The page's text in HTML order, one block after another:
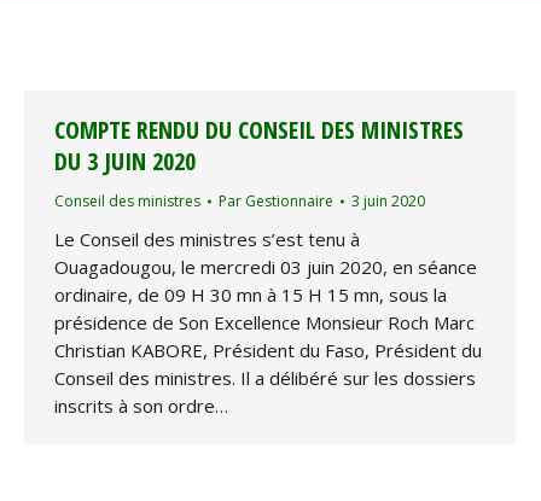
COMPTE RENDU DU CONSEIL DES MINISTRES
DU 3 JUIN 2020
Conseil des ministres Par Gestionnaire 3 juin 2020
Le Conseil des ministres s’est tenu à
Ouagadougou, le mercredi 03 juin 2020, en séance
ordinaire, de 09 H 30 mn à 15 H 15 mn, sous la
présidence de Son Excellence Monsieur Roch Marc
Christian KABORE, Président du Faso, Président du
Conseil des ministres. Il a délibéré sur les dossiers
inscrits à son ordre…